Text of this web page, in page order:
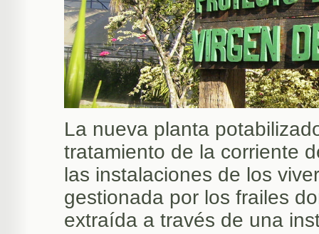
La nueva planta
tratamiento de la corriente
las instalaciones de los
gestionada por los frailes
extraída a través de una